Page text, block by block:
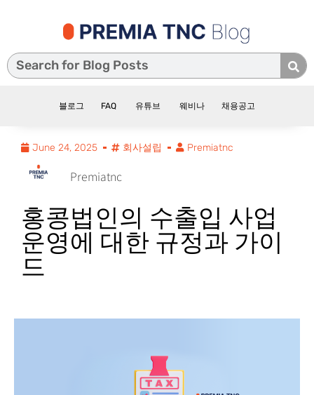
블로그 FAQ 유튜브 웨비나 채용공고
June 24, 2025 회사설립 Premiatnc
Premiatnc
홍콩법인의 수출입 사업
운영에 대한 규정과 가이
드